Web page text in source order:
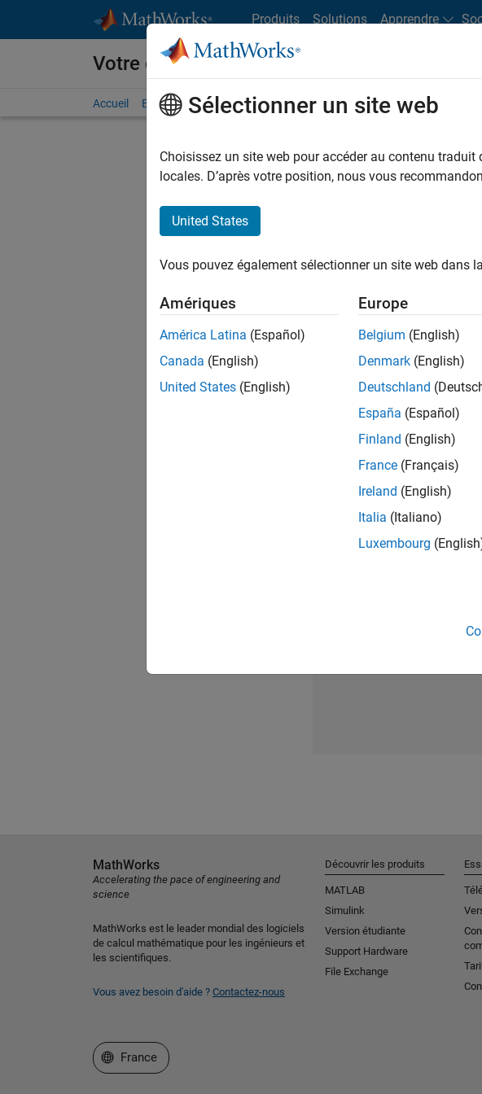
Produits Solutions Apprendre
Votre carrière chez MathWorks
Accueil Explorer nos opportunités Adresses de nos bureaux Étudiants
FILTRER PAR Applications et outils
Les descriptions de poste
opportunités de votre région.
Senior Software Quality
Senior Software
FR-Meudon|
Leverage your C/
automated test
1
Sélectionner un site web
Choisissez un site web pour accéder au contenu
locales. D’après votre position, nous vous
United States
Vous pouvez également sélectionner un site web dans
Amériques
América Latina (Español)
Canada (English)
United States (English)
Europe
Belgium (English)
Denmark (English)
Deutschland
España (Español)
Finland (English)
France (Français)
Ireland (English)
Italia (Italiano)
Luxembourg
MathWorks
Accelerating the pace of engineering and
science
MathWorks est le leader mondial des logiciels
de calcul mathématique pour les ingénieurs et
les scientifiques.
Vous avez besoin d'aide ? Contactez-nous
Découvrir les produits
MATLAB
Simulink
Version étudiante
Support Hardware
File Exchange
Sélectionner un site web
France